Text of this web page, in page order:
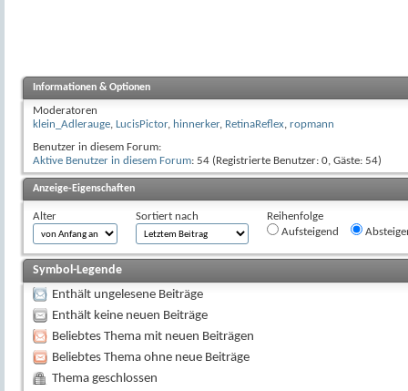
Informationen & Optionen
Moderatoren
klein_Adlerauge, LucisPictor, hinnerker, RetinaReflex, ropmann
Benutzer in diesem Forum:
Aktive Benutzer in diesem Forum: 54 (Registrierte Benutzer: 0, Gäste: 54)
Anzeige-Eigenschaften
Alter Sortiert nach
Reihenfolge
Aufsteigend
Symbol-Legende
Enthält ungelesene Beiträge
Enthält keine neuen Beiträge
Beliebtes Thema mit neuen Beiträgen
Beliebtes Thema ohne neue Beiträge
Thema geschlossen